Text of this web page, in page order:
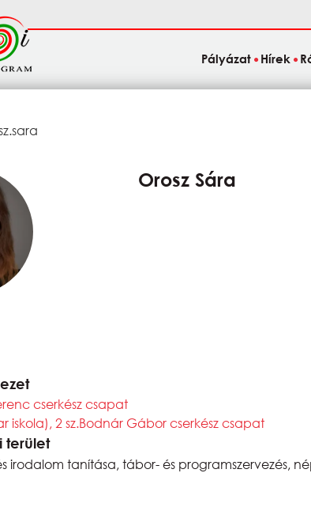
Pályázat Hírek
Orosz Sára
cserkész csapat
iskola), 2 sz.Bodnár Gábor cserkész csapat
terület
irodalom tanítása, tábor- és programszervezés,